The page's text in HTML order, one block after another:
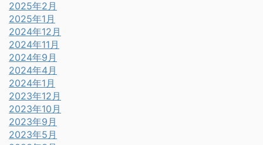
2025年2月
2025年1月
2024年12月
2024年11月
2024年9月
2024年4月
2024年1月
2023年12月
2023年10月
2023年9月
2023年5月